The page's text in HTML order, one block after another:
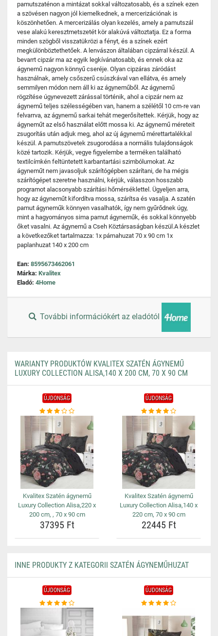
pamutszaténon a mintázat sokkal változatosabb, és a színek ezen
a szövésen nagyon jól kiemelkednek, a mercerizációnak is
köszönhetően. A mercerizálás olyan kezelés, amely a pamutszál
vese alakú keresztmetszetét kör alakúvá változtatja. Ez a forma
minden szögből visszatükrözi a fényt, és a színek ezért
megkülönböztethetőek. A lenvászon általában cipzárral készül. A
bevarrt cipzár ma az egyik legkívánatosabb, és ennek oka az
ágynemű nagyon könnyű cseréje. Olyan cipzáras záródást
használnak, amely csőszerű csúszkával van ellátva, és amely
semmilyen módon nem áll ki az ágyneműből. Az ágynemű
rögzítése úgynevezett zárással történik, ahol a cipzár nem az
ágynemű teljes szélességében van, hanem a szélétől 10 cm-re van
felvarrva, az ágynemű sarkai tehát megerősítettek. Kérjük, hogy az
ágyneműt az első használat előtt mossa ki. Az ágynemű méreteit
zsugorítás után adjuk meg, ahol az új ágynemű mérettartalékkal
készül. A pamutszövetek zsugorodása a normális tulajdonságok
közé tartozik. Kérjük, vegye figyelembe a terméken található
textilcímkén feltüntetett karbantartási szimbólumokat. Az
ágyneműt nem javasoljuk szárítógépben szárítani, de ha mégis
szárítógépet szeretne használni, kérjük, válasszon hosszabb
programot alacsonyabb szárítási hőmérséklettel. Ügyeljen arra,
hogy az ágyneműt kifordítva mossa, szárítsa és vasalja. A szatén
pamut ágyneműk könnyen vasalhatók, így nem gyűrődnek úgy,
mint a hagyományos sima pamut ágyneműk, és sokkal könnyebb
őket vasalni. Az ágynemű a Cseh Köztársaságban készül.A készlet
a következőket tartalmazza: 1x párnahuzat 70 x 90 cm 1x
paplanhuzat 140 x 200 cm
Ean: 8595673462061
Márka: Kvalitex
Eladó: 4Home
További információkért az eladótól
WARIANTY PRODUKTÓW KVALITEX SZATÉN ÁGYNEMŰ
LUXURY COLLECTION ALISA,140 X 200 CM, 70 X 90 CM
ÚJDONSÁG
Kvalitex Szatén ágynemű
Luxury Collection Alisa,220 x
200 cm, , 70 x 90 cm
37395 Ft
ÚJDONSÁG
Kvalitex Szatén ágynemű
Luxury Collection Alisa,140 x
220 cm, 70 x 90 cm
22445 Ft
INNE PRODUKTY Z KATEGORII SZATÉN ÁGYNEMŰHUZAT
ÚJDONSÁG ÚJDONSÁG